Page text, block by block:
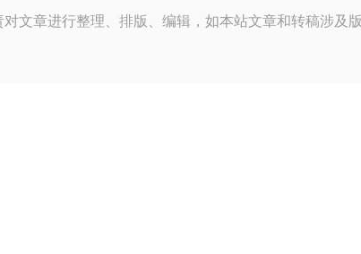
文章进行整理、排版、编辑，如本站文章和转稿涉及